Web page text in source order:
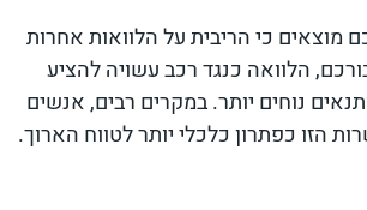
מוצאים כי הריבית על הלוואות אחרות
הלוואה כנגד רכב עשויה להציע
נוחים יותר. במקרים רבים, אנשים
הזו כפתרון כלכלי יותר לטווח הארוך.